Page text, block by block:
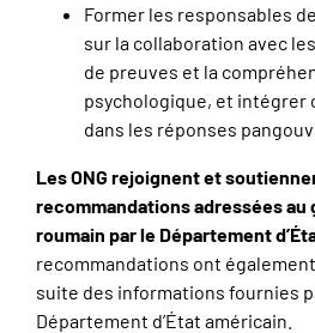
Former les responsables
sur la collaboration avec
de preuves et la
psychologique, et intégrer
dans les réponses
Les ONG rejoignent et
recommandations adressées au
roumain par le Département
recommandations ont
suite des informations fournies
Département d’État américain.